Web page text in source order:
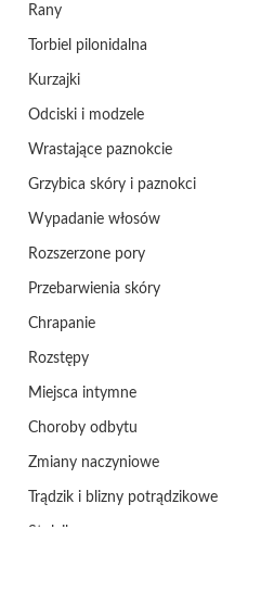
Rany
Torbiel pilonidalna
Kurzajki
Odciski i modzele
Wrastające paznokcie
Grzybica skóry i paznokci
Wypadanie włosów
Rozszerzone pory
Przebarwienia skóry
Chrapanie
Rozstępy
Miejsca intymne
Choroby odbytu
Zmiany naczyniowe
Trądzik i blizny potrądzikowe